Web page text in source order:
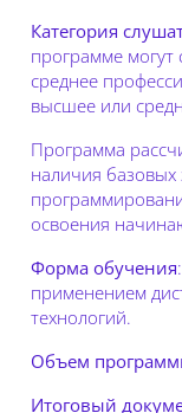
Категория
программе
среднее
высшее или
Программа
наличия
освоения
Форма обучения
применением
технологий.
Объем
Итоговый